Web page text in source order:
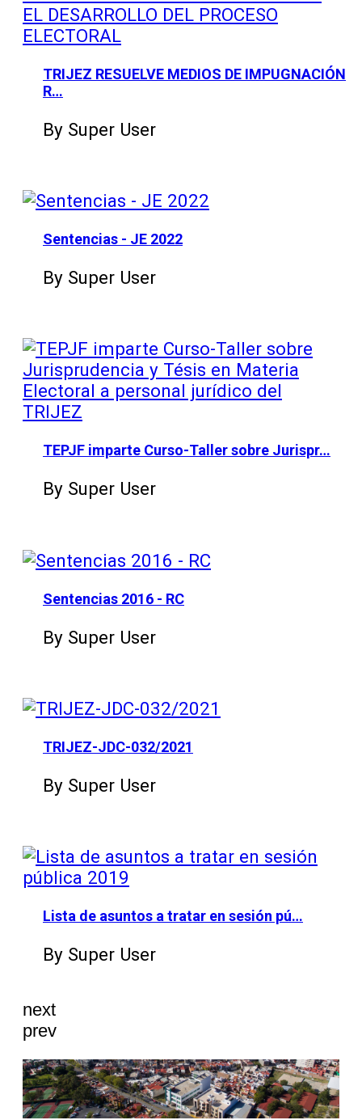
TRIJEZ RESUELVE MEDIOS DE IMPUGNACIÓN
R…
By Super User
Sentencias - JE 2022
By Super User
TEPJF imparte Curso-Taller sobre Jurispr…
By Super User
Sentencias 2016 - RC
By Super User
TRIJEZ-JDC-032/2021
By Super User
Lista de asuntos a tratar en sesión pú…
By Super User
next
prev